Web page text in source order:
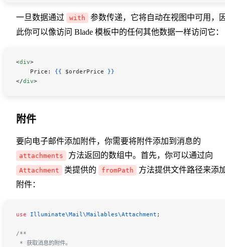
一旦数据通过 with
参数传递，它将自动在视图中可用，
此你可以像访问 Blade 模板中的任何其他数据一样访问它：
<div>
    Price:
{{ $orderPrice }}
</div>
附件
要向电子邮件添加附件，你需要将附件添加到消息的
attachments 方法返回的数组中。首先，你可以通过向
Attachment 类提供的 fromPath
方法提供文件路径来添
附件：
use Illuminate\Mail\Mailables\Attachment ;
/**
* 获取消息的附件。